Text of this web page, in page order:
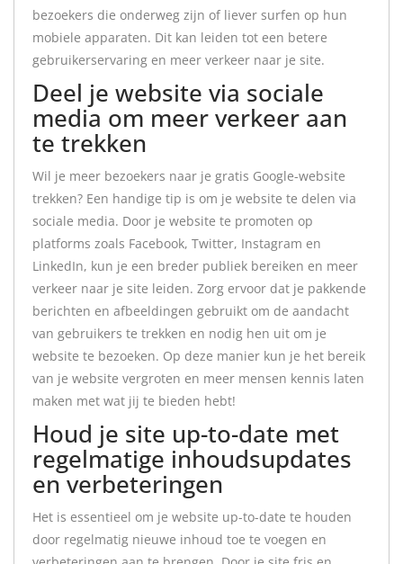
bezoekers die onderweg zijn of liever surfen op hun
mobiele apparaten. Dit kan leiden tot een betere
gebruikerservaring en meer verkeer naar je site.
Deel je website via sociale
media om meer verkeer aan
te trekken
Wil je meer bezoekers naar je gratis Google-website
trekken? Een handige tip is om je website te delen via
sociale media. Door je website te promoten op
platforms zoals Facebook, Twitter, Instagram en
LinkedIn, kun je een breder publiek bereiken en meer
verkeer naar je site leiden. Zorg ervoor dat je pakkende
berichten en afbeeldingen gebruikt om de aandacht
van gebruikers te trekken en nodig hen uit om je
website te bezoeken. Op deze manier kun je het bereik
van je website vergroten en meer mensen kennis laten
maken met wat jij te bieden hebt!
Houd je site up-to-date met
regelmatige inhoudsupdates
en verbeteringen
Het is essentieel om je website up-to-date te houden
door regelmatig nieuwe inhoud toe te voegen en